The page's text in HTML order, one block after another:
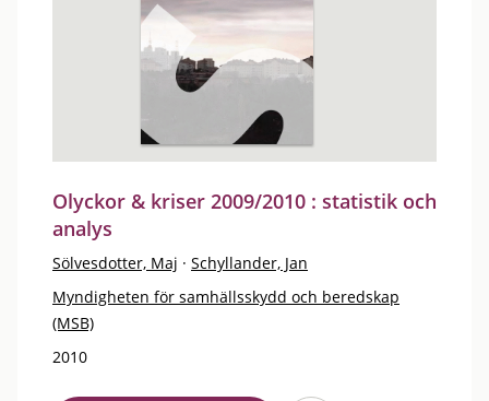
Olyckor & kriser 2009/2010 : statistik och
analys
Sölvesdotter, Maj · Schyllander, Jan
Myndigheten för samhällsskydd och beredskap
(MSB)
2010